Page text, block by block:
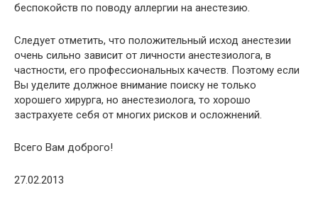
беспокойств по поводу аллергии на анестезию.
Следует отметить, что положительный исход анестезии
очень сильно зависит от личности анестезиолога, в
частности, его профессиональных качеств. Поэтому если
Вы уделите должное внимание поиску не только
хорошего хирурга, но анестезиолога, то хорошо
застрахуете себя от многих рисков и осложнений.
Всего Вам доброго!
27.02.2013